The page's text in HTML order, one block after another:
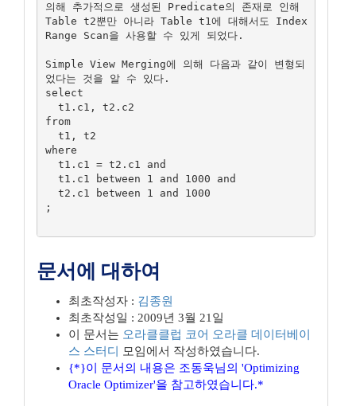
의해 추가적으로 생성된 Predicate의 존재로 인해
Table t2뿐만 아니라 Table t1에 대해서도 Index
Range Scan을 사용할 수 있게 되었다.
Simple View Merging에 의해 다음과 같이 변형되
었다는 것을 알 수 있다.
select
from
where
;
문서에 대하여
최초작성자 : 김종원
최초작성일 : 2009년 3월 21일
이 문서는 오라클클럽 코어 오라클 데이터베이
스 스터디
모임에서 작성하였습니다.
{*}이 문서의 내용은 조동욱님의 'Optimizing
Oracle Optimizer'을 참고하였습니다.*